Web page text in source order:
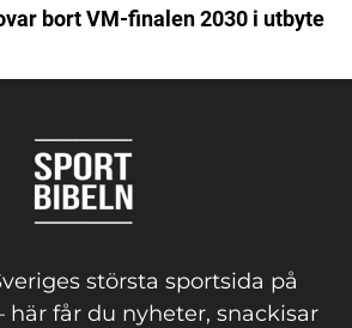
bort VM-finalen 2030 i utbyte
största sportsida på
här får du nyheter, snackisar